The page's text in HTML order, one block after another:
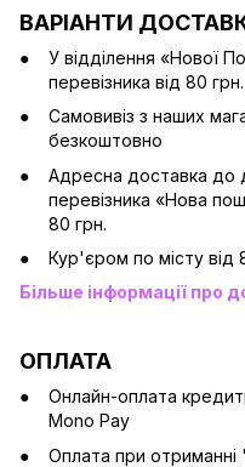
ВАРІАНТИ
У відділення «Нової
перевізника від 80 грн.
Cамовивіз з наших
безкоштовно
Адресна доставка до
перевізника «Нова
80 грн.
Кур'єром по місту від
Більше інформації про
ОПЛАТА
Онлайн-оплата
Mono Pay
Оплата при